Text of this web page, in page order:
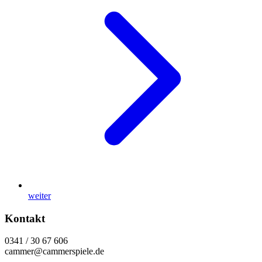
weiter
Kontakt
0341 / 30 67 606
cammer@cammerspiele.de